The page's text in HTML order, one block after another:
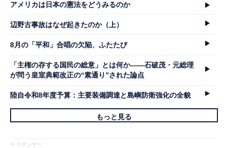
アメリカは日本の憲法をどうみるのか
辺野古事故はなぜ起きたのか（上）
8月の「平和」合唱の欠陥、ふたたび
「主権の存する国民の総意」とは何か――石破茂・元総理
が問う皇室典範改正の“素通り”された論点
陸自令和8年度予算：主要装備調達と島嶼防衛強化の全貌
もっと見る
※ スポンサー